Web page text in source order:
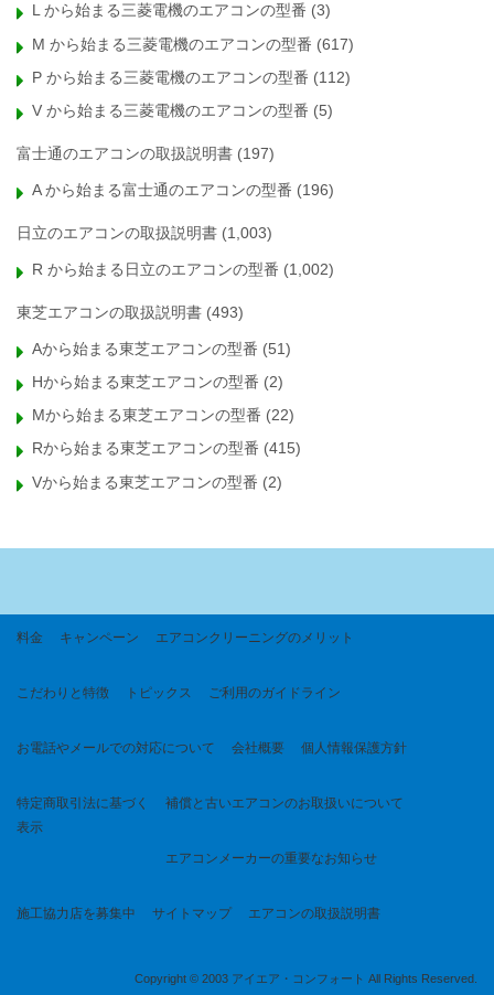
L から始まる三菱電機のエアコンの型番 (3)
M から始まる三菱電機のエアコンの型番 (617)
P から始まる三菱電機のエアコンの型番 (112)
V から始まる三菱電機のエアコンの型番 (5)
富士通のエアコンの取扱説明書 (197)
A から始まる富士通のエアコンの型番 (196)
日立のエアコンの取扱説明書 (1,003)
R から始まる日立のエアコンの型番 (1,002)
東芝エアコンの取扱説明書 (493)
Aから始まる東芝エアコンの型番 (51)
Hから始まる東芝エアコンの型番 (2)
Mから始まる東芝エアコンの型番 (22)
Rから始まる東芝エアコンの型番 (415)
Vから始まる東芝エアコンの型番 (2)
料金 キャンペーン エアコンクリーニングのメリット
こだわりと特徴 トピックス ご利用のガイドライン
お電話やメールでの対応について 会社概要 個人情報保護方針
特定商取引法に基づく
表示
補償と古いエアコンのお取扱いについて
エアコンメーカーの重要なお知らせ
施工協力店を募集中 サイトマップ エアコンの取扱説明書
Copyright © 2003 アイエア・コンフォート All Rights Reserved.